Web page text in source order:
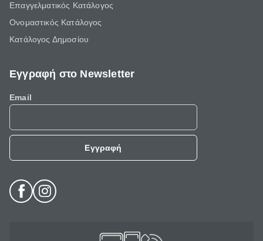
Επαγγελματικός Κατάλογος
Ονομαστικός Κατάλογος
Κατάλογος Δημοσίου
Εγγραφή στο Newsletter
Email
Εγγραφή